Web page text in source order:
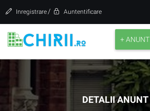
Inregistrare / Auntentificare
+ ANUNT
DETALII ANUNT